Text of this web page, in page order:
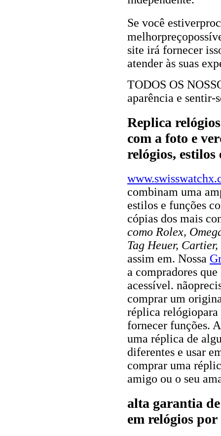
Se você
site irá fornecer
atender às suas
TODOS OS
aparência e
Replica
com a foto e
relógios, estilos
combinam uma
estilos e funções
cópias dos mais
como Rolex,
Tag Heuer,
assim em. Nossa
a compradores
acessível.
comprar um
réplica relógiopara
fornecer funções.
uma réplica de
diferentes e usar
comprar uma
amigo ou o seu
alta garantia
em relógios por